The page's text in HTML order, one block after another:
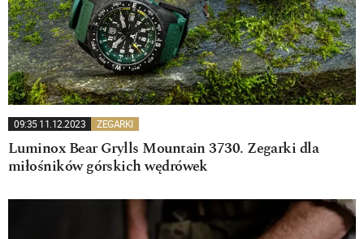
09:35 11.12.2023 ZEGARKI
Luminox Bear Grylls Mountain 3730. Zegarki dla
miłośników górskich wędrówek